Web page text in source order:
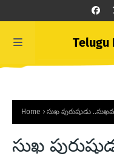
Home సుఖ పురుషుడు
సుఖ